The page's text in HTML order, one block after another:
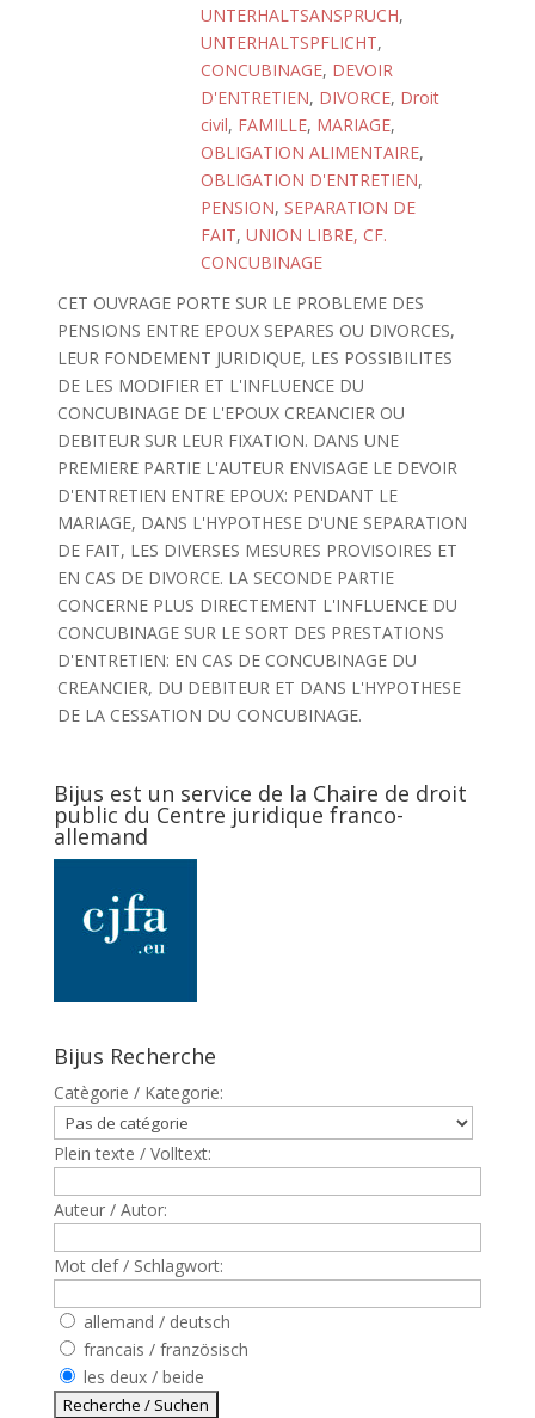
UNTERHALTSANSPRUCH,
UNTERHALTSPFLICHT,
CONCUBINAGE, DEVOIR
D'ENTRETIEN, DIVORCE, Droit
civil, FAMILLE, MARIAGE,
OBLIGATION ALIMENTAIRE,
OBLIGATION D'ENTRETIEN,
PENSION, SEPARATION DE
FAIT, UNION LIBRE, CF.
CONCUBINAGE
CET OUVRAGE PORTE SUR LE PROBLEME DES
PENSIONS ENTRE EPOUX SEPARES OU DIVORCES,
LEUR FONDEMENT JURIDIQUE, LES POSSIBILITES
DE LES MODIFIER ET L'INFLUENCE DU
CONCUBINAGE DE L'EPOUX CREANCIER OU
DEBITEUR SUR LEUR FIXATION. DANS UNE
PREMIERE PARTIE L'AUTEUR ENVISAGE LE DEVOIR
D'ENTRETIEN ENTRE EPOUX: PENDANT LE
MARIAGE, DANS L'HYPOTHESE D'UNE SEPARATION
DE FAIT, LES DIVERSES MESURES PROVISOIRES ET
EN CAS DE DIVORCE. LA SECONDE PARTIE
CONCERNE PLUS DIRECTEMENT L'INFLUENCE DU
CONCUBINAGE SUR LE SORT DES PRESTATIONS
D'ENTRETIEN: EN CAS DE CONCUBINAGE DU
CREANCIER, DU DEBITEUR ET DANS L'HYPOTHESE
DE LA CESSATION DU CONCUBINAGE.
Bijus est un service de la Chaire de droit
public du Centre juridique franco-
allemand
Bijus Recherche
Catègorie / Kategorie:
Plein texte / Volltext:
Auteur / Autor:
Mot clef / Schlagwort:
allemand / deutsch
francais / französisch
les deux / beide